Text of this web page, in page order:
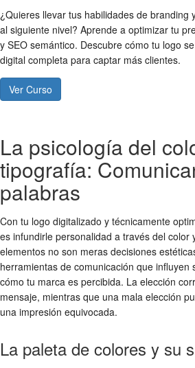
¿Quieres llevar tus habilidades de branding
al siguiente nivel? Aprende a optimizar tu
y SEO semántico. Descubre cómo tu logo
digital completa para captar más clientes.
Ver Curso
La psicología del
tipografía:
palabras
Con tu logo digitalizado y técnicamente
es infundirle personalidad a través del color
elementos no son meras decisiones
herramientas de comunicación que influyen
cómo tu marca es percibida. La elección
mensaje, mientras que una mala elección
una impresión equivocada.
La paleta de colores y su